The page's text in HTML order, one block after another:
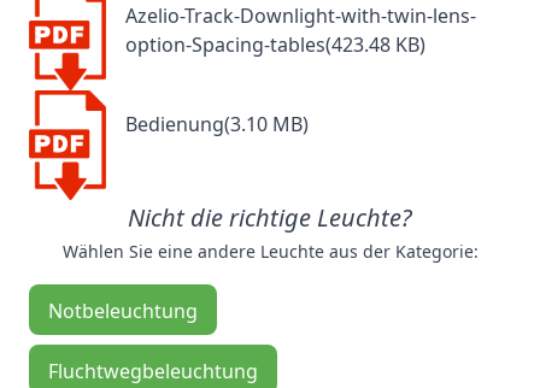
Azelio-Track-Downlight-with-twin-lens-
option-Spacing-tables(423.48 KB)
Bedienung(3.10 MB)
Nicht die richtige Leuchte?
Wählen Sie eine andere Leuchte aus der Kategorie:
Notbeleuchtung
Fluchtwegbeleuchtung